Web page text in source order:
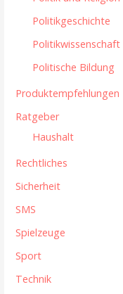
Politikgeschichte
Politikwissenschaft
Politische Bildung
Produktempfehlungen
Ratgeber
Haushalt
Rechtliches
Sicherheit
SMS
Spielzeuge
Sport
Technik